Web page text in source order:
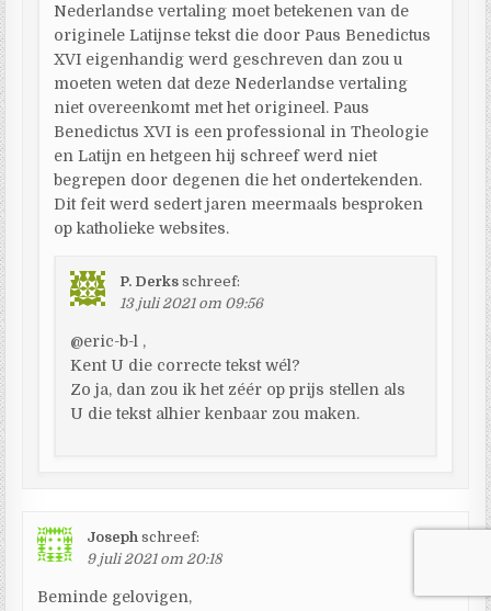
Nederlandse vertaling moet betekenen van de
originele Latijnse tekst die door Paus Benedictus
XVI eigenhandig werd geschreven dan zou u
moeten weten dat deze Nederlandse vertaling
niet overeenkomt met het origineel. Paus
Benedictus XVI is een professional in Theologie
en Latijn en hetgeen hij schreef werd niet
begrepen door degenen die het ondertekenden.
Dit feit werd sedert jaren meermaals besproken
op katholieke websites.
P. Derks schreef:
13 juli 2021 om 09:56
@eric-b-l ,
Kent U die correcte tekst wél?
Zo ja, dan zou ik het zéér op prijs stellen als
U die tekst alhier kenbaar zou maken.
Joseph schreef:
9 juli 2021 om 20:18
Beminde gelovigen,